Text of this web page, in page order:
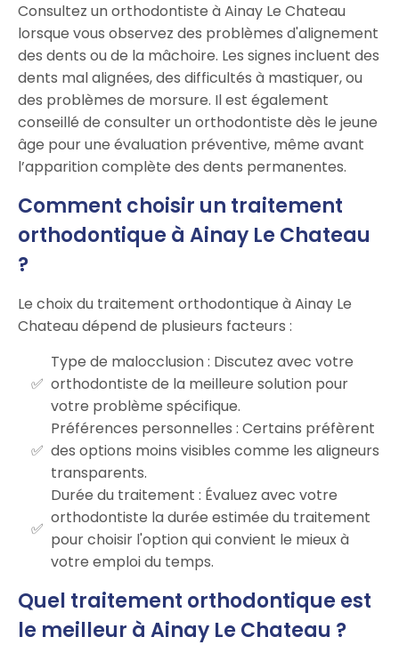
Consultez un orthodontiste à Ainay Le Chateau
lorsque vous observez des problèmes d'alignement
des dents ou de la mâchoire. Les signes incluent des
dents mal alignées, des difficultés à mastiquer, ou
des problèmes de morsure. Il est également
conseillé de consulter un orthodontiste dès le jeune
âge pour une évaluation préventive, même avant
l’apparition complète des dents permanentes.
Comment choisir un traitement
orthodontique à Ainay Le Chateau
?
Le choix du traitement orthodontique à Ainay Le
Chateau dépend de plusieurs facteurs :
Type de malocclusion : Discutez avec votre
orthodontiste de la meilleure solution pour
votre problème spécifique.
Préférences personnelles : Certains préfèrent
des options moins visibles comme les aligneurs
transparents.
Durée du traitement : Évaluez avec votre
orthodontiste la durée estimée du traitement
pour choisir l'option qui convient le mieux à
votre emploi du temps.
Quel traitement orthodontique est
le meilleur à Ainay Le Chateau ?